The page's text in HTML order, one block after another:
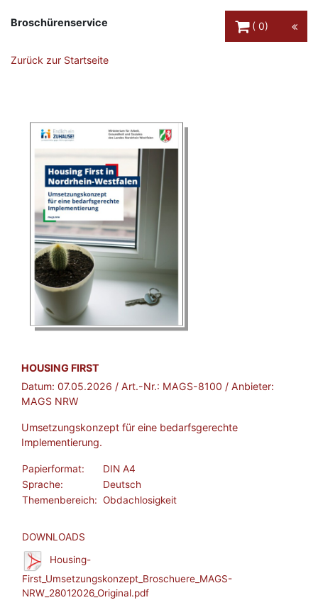
Broschürenservice
0
Zurück zur Startseite
BROSCHÜRE:
HOUSING FIRST
Datum: 07.05.2026 / Art.-Nr.: MAGS-8100 / Anbieter:
MAGS NRW
Umsetzungskonzept für eine bedarfsgerechte
Implementierung.
Papierformat:
DIN A4
Sprache:
Deutsch
Themenbereich: Obdachlosigkeit
DOWNLOADS
Housing-
First_Umsetzungskonzept_Broschuere_MAGS-
NRW_28012026_Original.pdf